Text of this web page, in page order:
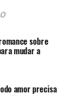
sobre
mudar a
amor precisa